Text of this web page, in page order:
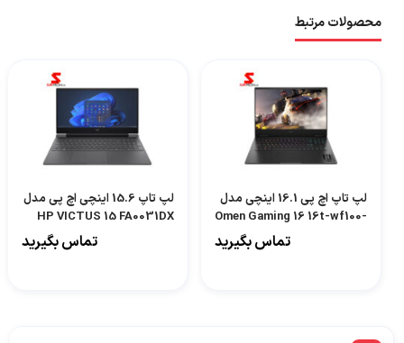
محصولات مرتبط
لپ تاپ اچ‌ پی 16.1 اینچی مدل
Omen Gaming 16 16t-wf100-
تماس بگیرید
لپ تاپ 15.6 اینچی اچ پی مدل
HP VICTUS 15 FA0031DX
تماس بگیرید